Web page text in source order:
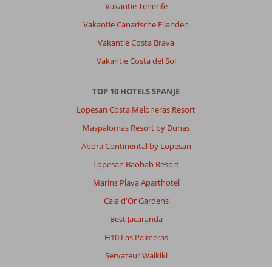
Vakantie Tenerife
Vakantie Canarische Eilanden
Vakantie Costa Brava
Vakantie Costa del Sol
TOP 10 HOTELS SPANJE
Lopesan Costa Meloneras Resort
Maspalomas Resort by Dunas
Abora Continental by Lopesan
Lopesan Baobab Resort
Marins Playa Aparthotel
Cala d'Or Gardens
Best Jacaranda
H10 Las Palmeras
Servateur Waikiki